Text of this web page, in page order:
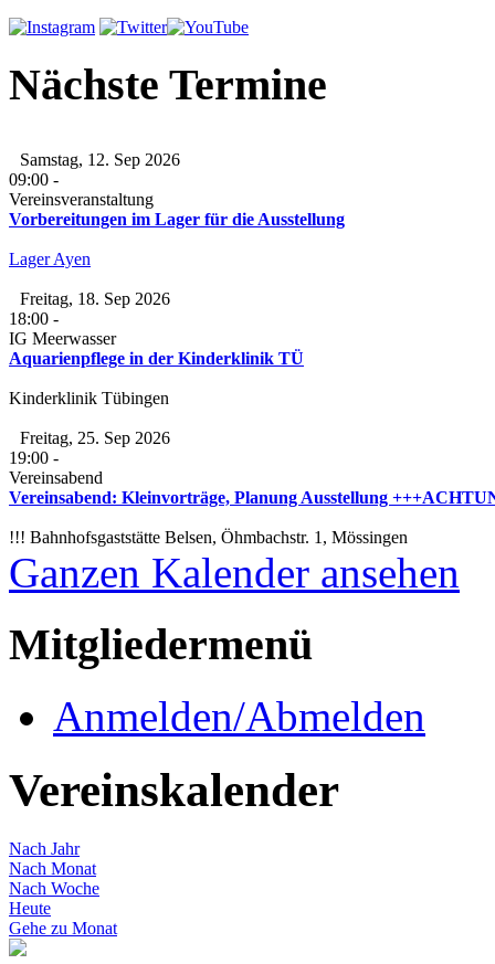
Nächste Termine
Samstag, 12. Sep 2026
09:00 -
Vereinsveranstaltung
Vorbereitungen im Lager für die Ausstellung
Lager Ayen
Freitag, 18. Sep 2026
18:00 -
IG Meerwasser
Aquarienpflege in der Kinderklinik TÜ
Kinderklinik Tübingen
Freitag, 25. Sep 2026
19:00 -
Vereinsabend
Vereinsabend: Kleinvorträge, Planung Ausstellung
!!! Bahnhofsgaststätte Belsen, Öhmbachstr. 1, Mössingen
Ganzen Kalender ansehen
Mitgliedermenü
Anmelden/Abmelden
Vereinskalender
Nach Jahr
Nach Monat
Nach Woche
Heute
Gehe zu Monat